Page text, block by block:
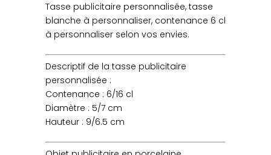
Tasse publicitaire personnalisée, tasse
blanche à personnaliser, contenance 6 cl
à personnaliser selon vos envies.
Descriptif de la tasse publicitaire
personnalisée :
Contenance : 6/16 cl
Diamètre : 5/7 cm
Hauteur : 9/6.5 cm